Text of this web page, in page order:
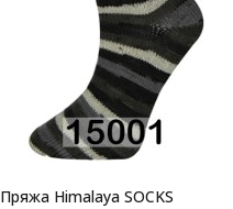
Пряжа Himalaya SOCKS